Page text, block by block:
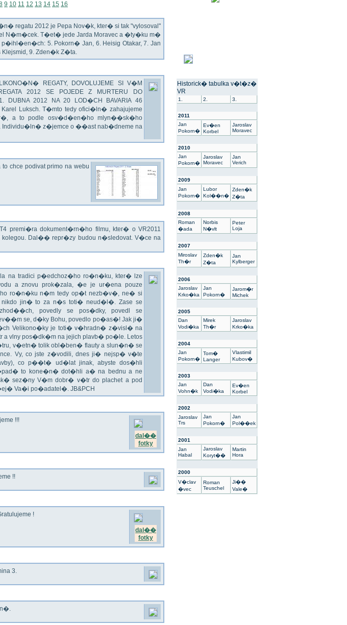
9 10 11 12 13 14 15 16
regatu 2012 je Pepa Nov�k, kter� si tak "vylosoval"
N�m�cek. T�et� jede Jarda Moravec a �ty�ku m�
5. Pokorn� Jan, 6. Heisig Otakar, 7. Jan
9. Zden�k Z�ta.
REGATY, DOVOLUJEME SI V�M
2012 SE POJEDE Z MURTERU DO
DUBNA 2012 NA 20 LOD�CH BAVARIA 46
Luksch. T�mto tedy ofici�ln� zahajujeme
a to podle osv�d�en�ho mlyn��sk�ho
z�jemce o ��ast nab�dneme na
chce podivat primo na webu
premi�ra dokument�rn�ho filmu, kter� o VR2011
Dal�� repr�zy budou n�sledovat. V�ce na
na tradici p�edchoz�ho ro�n�ku, kter� lze
a znovu prok�zala, �e je ur�ena pouze
ro�n�ku n�m tedy op�t nezb�v�, ne� si
nikdo jin� to za n�s toti� neud�l�. Zase se
povedly se pos�dky, povedl se
se, d�ky Bohu, povedlo po�as�! Jak ji�
Velikono�ky je toti� v�hradn� z�visl� na
vlny pos�dk�m na jejich plavb� po�le. Letos
v�etn� tolik obl�ben� flauty a slun�n� se
Vy, co jste z�vodili, dnes ji� nejsp� v�te
co p��t� ud�lat jinak, abyste dos�hli
to kone�n� dot�hli a� na bednu a ne
sez�ny V�m dobr� v�tr do plachet a pod
Va�i po�adatel�. JB&PCH
!!!
dal��
fotky
!!
!
dal��
fotky
3.
Historick� tabulka v�t�z�
VR
1. 2. 3.
2011
Jan
Pokorn�
Ev�en
Korbel
Jaroslav
Moravec
2010
Jan
Pokorn�
Jaroslav
Moravec
Jan
Verich
2009
Jan
Pokorn�
Lubor
Kol��n�
Zden�k
Z�ta
2008
Roman
�ada
Norbis
N�vlt
Peter
Loja
2007
Miroslav
Th�r
Zden�k
Z�ta
Jan
Kylberger
2006
Jaroslav
Krko�ka
Jan
Pokorn�
Jarom�r
Michek
2005
Dan
Vodi�ka
Mirek
Th�r
Jaroslav
Krko�ka
2004
Jan
Pokorn�
Tom�
Langer
Vlastimil
Kubov�
2003
Jan
Vohn�k
Dan
Vodi�ka
Ev�en
Korbel
2002
Jaroslav
Trs
Jan
Pokorn�
Jan
Pol��ek
2001
Jan
Habal
Jaroslav
Koryt��
Martin
Hora
2000
V�clav
�vec
Roman
Teuschel
Ji��
Vale�